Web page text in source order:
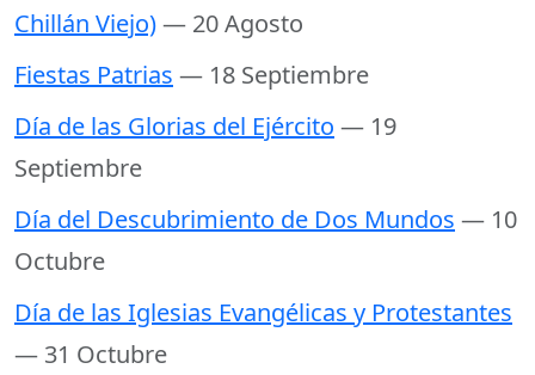
Chillán Viejo)— 20 Agosto
Fiestas Patrias — 18 Septiembre
Día de las Glorias del Ejército — 19
Septiembre
Día del Descubrimiento de Dos Mundos — 10
Octubre
Día de las Iglesias Evangélicas y Protestantes
— 31 Octubre